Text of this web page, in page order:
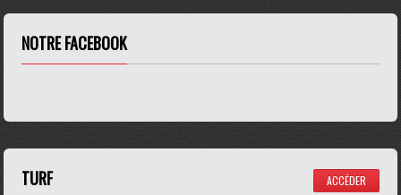
NOTRE FACEBOOK
TURF ACCÉDER